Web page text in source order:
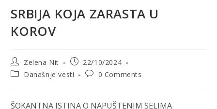
SRBIJA KOJA ZARASTA U
KOROV
Post
author:
Zelena Nit
Post
published:
22/10/2024
PostDanašnje vesti
Post0 Comments
ŠOKANTNA ISTINA O NAPUŠTENIM SELIMA